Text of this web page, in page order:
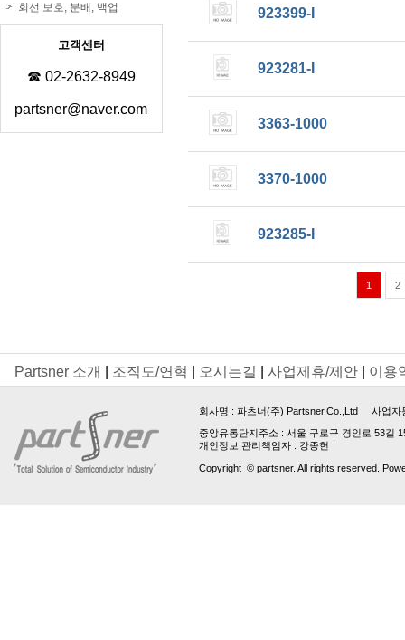
회선 보호, 분배, 백업
고객센터
☎ 02-2632-8949
partsner@naver.com
923399-I
923281-I
3363-1000
3370-1000
923285-I
1 2
Partsner 소개 조직도/연혁 오시는길 사업제휴/제안 이용
회사명 : 파츠너(주) Partsner.Co.,Ltd 사업자
중앙유통단지주소 : 서울 구로구 경인로 53길
개인정보 관리책임자 : 강종헌
Copyright © partsner. All rights reserved.